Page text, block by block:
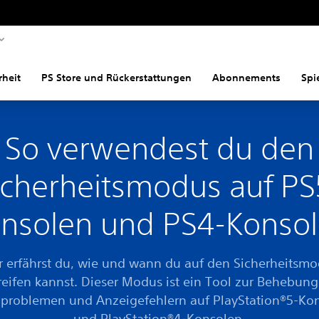
PS Store und Rückerstattungen Abonnements
So verwendest du den
auf
und PS4-
erfährst du, wie und wann du auf den
kannst. Dieser Modus ist ein Tool zur
und Anzeigefehlern auf PlayStation®5-